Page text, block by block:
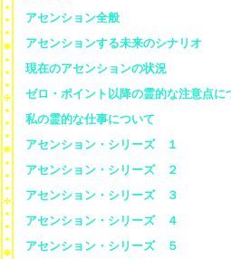
アセンション全般
アセンションする未来のシナリオ
現在のアセンションの状況
ゼロ・ポイント以降の霊的な注意点に
私の霊的な仕事について
アセンション・シリーズ １
アセンション・シリーズ ２
アセンション・シリーズ ３
アセンション・シリーズ ４
アセンション・シリーズ ５